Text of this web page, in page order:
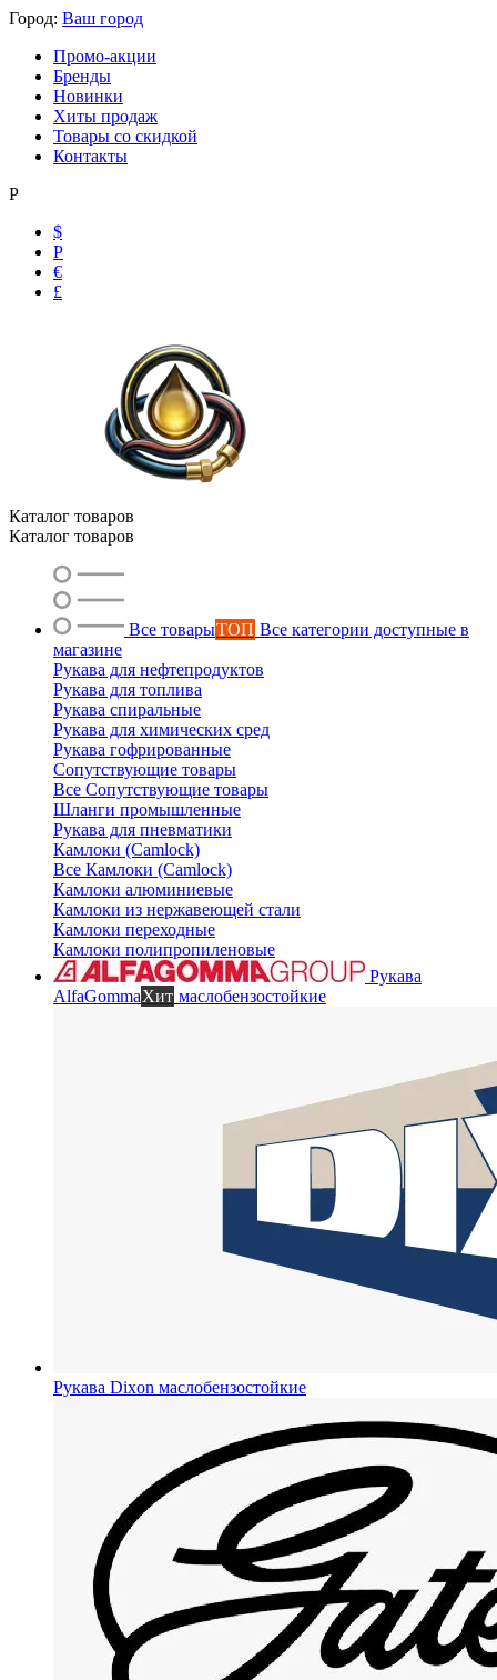
Город: Ваш город
Промо-акции
Бренды
Новинки
Хиты продаж
Товары со скидкой
Контакты
Р
$
Р
€
£
Каталог товаров
Каталог товаров
Все товарыТОП Все категории доступные в
магазине
Рукава для нефтепродуктов
Рукава для топлива
Рукава спиральные
Рукава для химических сред
Рукава гофрированные
Сопутствующие товары
Все Сопутствующие товары
Шланги промышленные
Рукава для пневматики
Камлоки (Camlock)
Все Камлоки (Camlock)
Камлоки алюминиевые
Камлоки из нержавеющей стали
Камлоки переходные
Камлоки полипропиленовые
Рукава
AlfaGommaХит маслобензостойкие
Рукава Dixon маслобензостойкие
Ольга
Маслобензостойкие рукава